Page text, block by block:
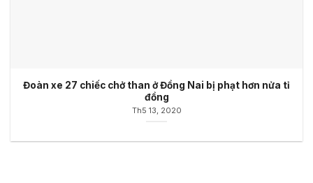
Đoàn xe 27 chiếc chở than ở Đồng Nai bị phạt hơn nửa tỉ
đồng
Th5 13, 2020